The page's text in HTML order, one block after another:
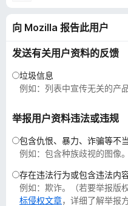
向 Mozilla 报告此用户
发送有关用户资料的反馈
垃圾信息
例如：列表中宣传无关的产
举报用户资料违法或违规
包含仇恨、暴力、诈骗等不
例如：包含种族歧视的图像。
存在违法行为或包含违法内
例如：欺诈。（若要举报版
标侵权文章，详细了解举报